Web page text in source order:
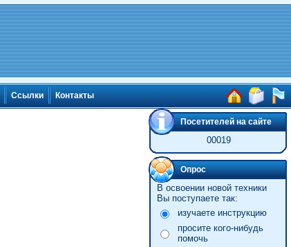
Ссылки Контакты
Посетителей на сайте
00019
Опрос
В освоении новой техники
Вы поступаете так:
изучаете инструкцию
просите кого-нибудь
помочь